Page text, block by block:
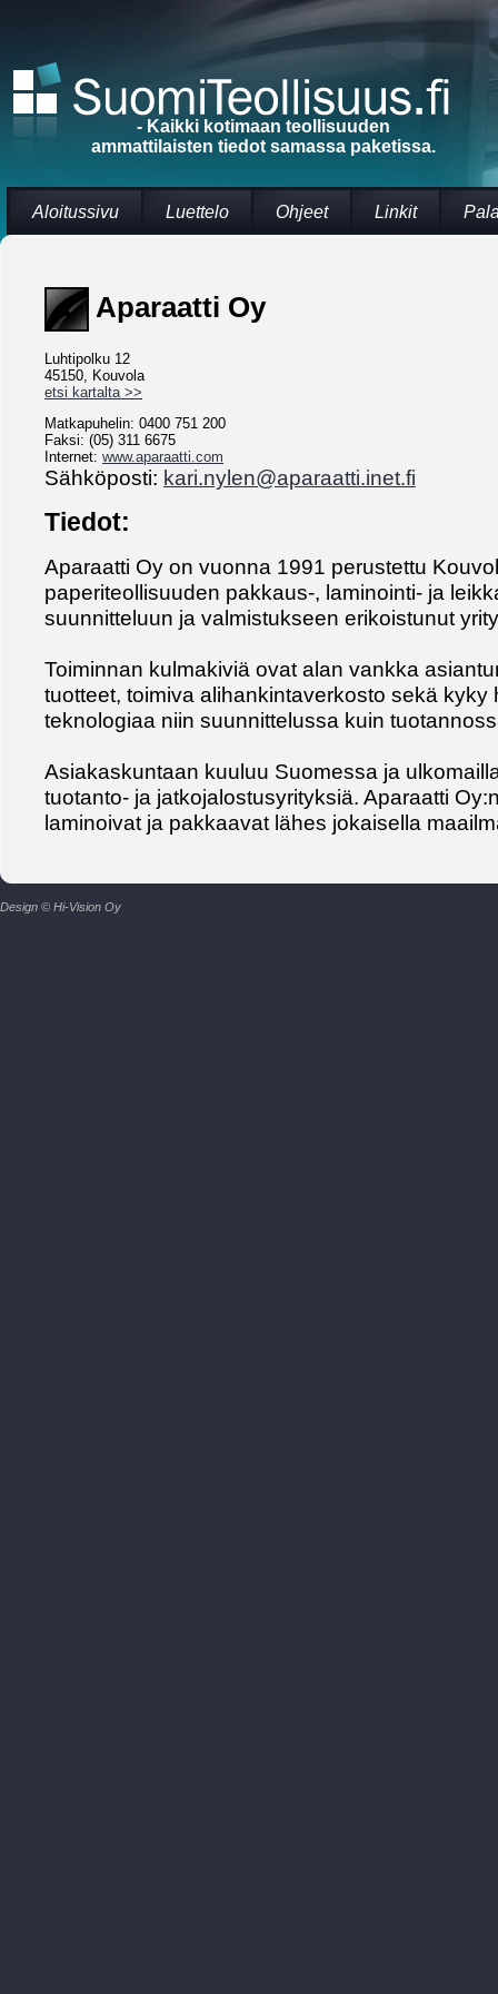
- Kaikki kotimaan teollisuuden
ammattilaisten tiedot samassa paketissa.
Aloitussivu Luettelo Ohjeet Linkit
Aparaatti Oy
Luhtipolku 12
45150, Kouvola
etsi kartalta >>
Matkapuhelin: 0400 751 200
Faksi: (05) 311 6675
Internet: www.aparaatti.com
Sähköposti: kari.nylen@aparaatti.inet.fi
Tiedot:
Aparaatti Oy on vuonna 1991 perustettu
paperiteollisuuden pakkaus-, laminointi- ja
suunnitteluun ja valmistukseen erikoistunut
Toiminnan kulmakiviä ovat alan vankka
tuotteet, toimiva alihankintaverkosto sekä kyky
teknologiaa niin suunnittelussa kuin
Asiakaskuntaan kuuluu Suomessa ja
tuotanto- ja jatkojalostusyrityksiä. Aparaatti
laminoivat ja pakkaavat lähes jokaisella
Design © Hi-Vision Oy